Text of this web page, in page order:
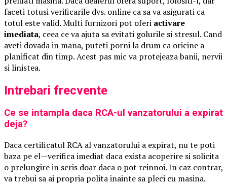
faceti totusi verificarile dvs. online ca sa va asigurati ca
totul este valid. Multi furnizori pot oferi activare
imediata, ceea ce va ajuta sa evitati golurile si stresul. Cand
aveti dovada in mana, puteti porni la drum ca oricine a
planificat din timp. Acest pas mic va protejeaza banii, nervii
si linistea.
Intrebari frecvente
Ce se intampla daca RCA-ul vanzatorului a expirat
deja?
Daca certificatul RCA al vanzatorului a expirat, nu te poti
baza pe el—verifica imediat daca exista acoperire si solicita
o prelungire in scris doar daca o pot reinnoi. In caz contrar,
va trebui sa ai propria polita inainte sa pleci cu masina.